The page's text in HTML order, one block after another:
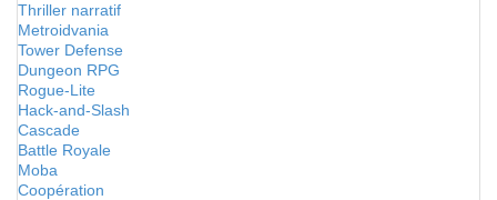
Thriller narratif
Metroidvania
Tower Defense
Dungeon RPG
Rogue-Lite
Hack-and-Slash
Cascade
Battle Royale
Moba
Coopération